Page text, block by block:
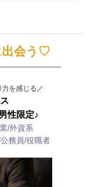
出会う♡
を感じる ／
性限定♪
/外資系
務員/役職者